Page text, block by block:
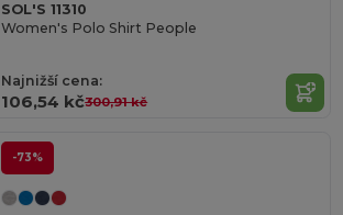
SOL'S 11310
Women's Polo Shirt People
Najnižší cena:
106,54 kč300,91 kč
-73%